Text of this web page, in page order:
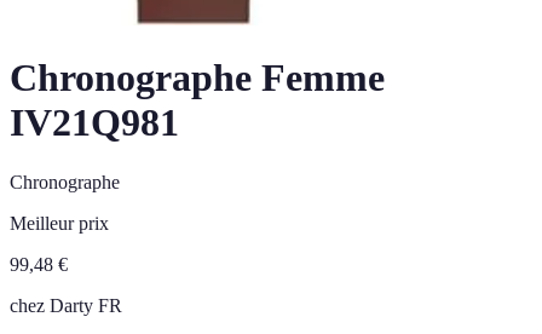
Chronographe Femme
IV21Q981
Chronographe
Meilleur prix
99,48 €
chez Darty FR